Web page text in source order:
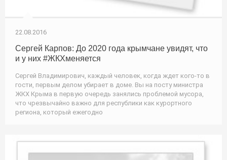
22.08.2016
Сергей Карпов: До 2020 года крымчане увидят, что
и у них #ЖКХменяется
Сергей Владимирович, каждый человек, когда ждет кого-то в
гости, первым делом убирает в доме. Вы на посту министра
ЖКХ Крыма в первую очередь занялись проблемой мусора,
что чрезвычайно важно для республики как курортного
региона, который ежегодно